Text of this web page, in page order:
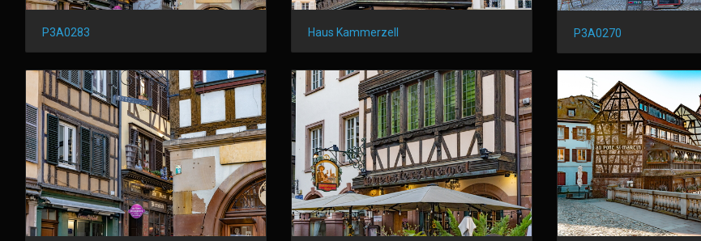
P3A0283 Haus Kammerzell P3A0270